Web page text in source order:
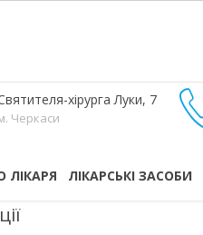
хірурга Луки, 7
Черкаси
ЛІКАРЯ ЛІКАРСЬКІ ЗАСОБИ